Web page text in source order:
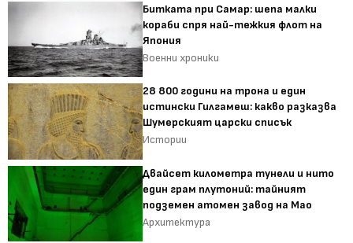
Битката при Самар: шепа малки
кораби спря най-тежкия флот на
Япония
Военни хроники
28 800 години на трона и един
истински Гилгамеш: какво разказва
Шумерският царски списък
Истории
Двайсет километра тунели и нито
един грам плутоний: тайният
подземен атомен завод на Мао
Архитектура